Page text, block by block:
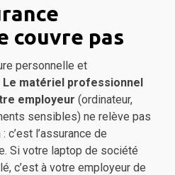
couvre pas
personnelle et
Le matériel professionnel
employeur (ordinateur,
sensibles) ne relève pas
c’est l’assurance de
Si votre laptop de société
c’est à votre employeur de